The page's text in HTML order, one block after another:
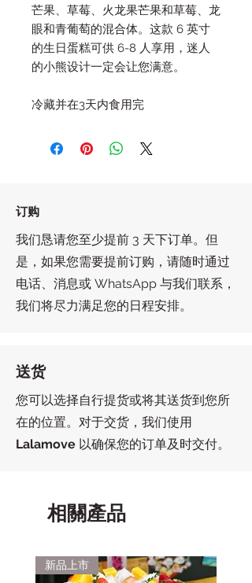
芒果、草莓、火龙果芒果和草莓、龙
眼和青葡萄的混合体。这款 6 英寸
的生日蛋糕可供 6-8 人享用，迷人
的小熊设计一定会让您满意。
冷藏并在3天内食用完
订购
我们恳请您至少提前 3 天下订单。但
是，如果您需要提前订购，请随时通过
电话、消息或 WhatsApp 与我们联系，
我们将尽力满足您的日程安排。
送货
您可以选择自行提货或将其送货到您所
在的位置。对于交货，我们使用
Lalamove 以确保您的订单及时交付。
相關產品
新品上市